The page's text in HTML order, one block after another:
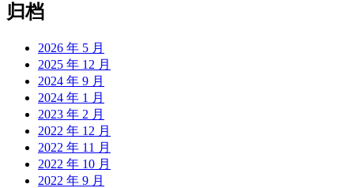
归档
2026 年 5 月
2025 年 12 月
2024 年 9 月
2024 年 1 月
2023 年 2 月
2022 年 12 月
2022 年 11 月
2022 年 10 月
2022 年 9 月